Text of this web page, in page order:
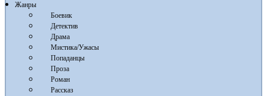
Жанры
Боевик
Детектив
Драма
Мистика/Ужасы
Попаданцы
Проза
Роман
Рассказ